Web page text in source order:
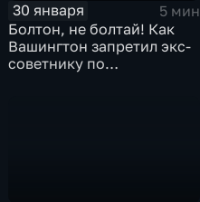
30 января
5 мин
Болтон, не болтай! Как
Вашингтон запретил экс-
советнику по